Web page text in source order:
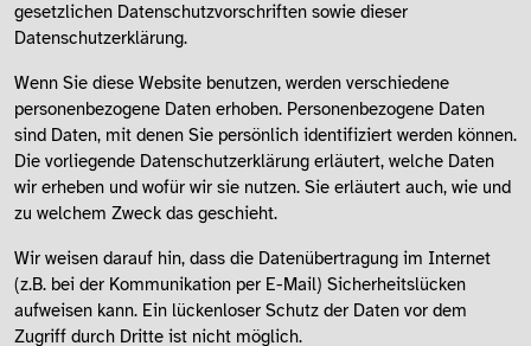
gesetzlichen Datenschutzvorschriften sowie dieser
Datenschutzerklärung.
Wenn Sie diese Website benutzen, werden verschiedene
personenbezogene Daten erhoben. Personenbezogene Daten
sind Daten, mit denen Sie persönlich identifiziert werden können.
Die vorliegende Datenschutzerklärung erläutert, welche Daten
wir erheben und wofür wir sie nutzen. Sie erläutert auch, wie und
zu welchem Zweck das geschieht.
Wir weisen darauf hin, dass die Datenübertragung im Internet
(z.B. bei der Kommunikation per E-Mail) Sicherheitslücken
aufweisen kann. Ein lückenloser Schutz der Daten vor dem
Zugriff durch Dritte ist nicht möglich.